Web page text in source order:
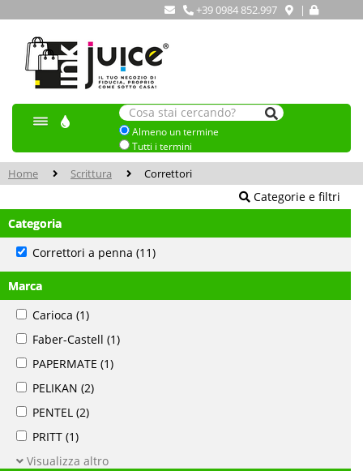
+39 0984 852.997 |
Almeno un termine
Tutti i termini
Home Scrittura Correttori
Categorie e filtri
Categoria
Correttori a penna (11)
Marca
Carioca (1)
Faber-Castell (1)
PAPERMATE (1)
PELIKAN (2)
PENTEL (2)
PRITT (1)
Visualizza altro